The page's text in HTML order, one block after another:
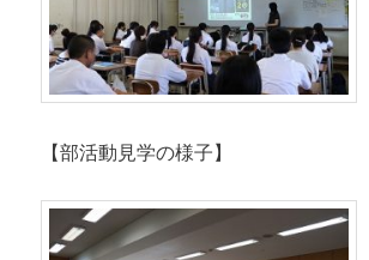
【部活動見学の